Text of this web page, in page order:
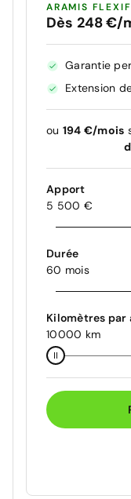
ARAMIS
Dès 248 €/
Garantie
Extension
ou 194 €/mois
Apport
5 500 €
Durée
60 mois
Kilomètres par
10000 km